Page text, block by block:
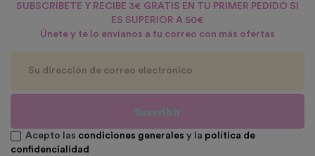
SUBSCRÍBETE Y RECIBE 3€ GRATIS EN TU PRIMER PEDIDO SI
ES SUPERIOR A 50€
Únete y te lo envíanos a tu correo con más ofertas
Suscribir
Acepto las condiciones generales y la política de
confidencialidad